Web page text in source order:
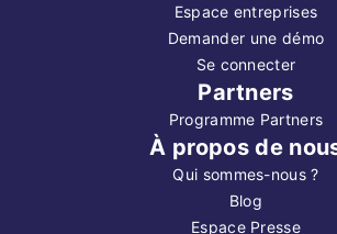
Espace entreprises
Demander une démo
Se connecter
Partners
Programme Partners
À propos de
Qui sommes-nous ?
Blog
Espace Presse